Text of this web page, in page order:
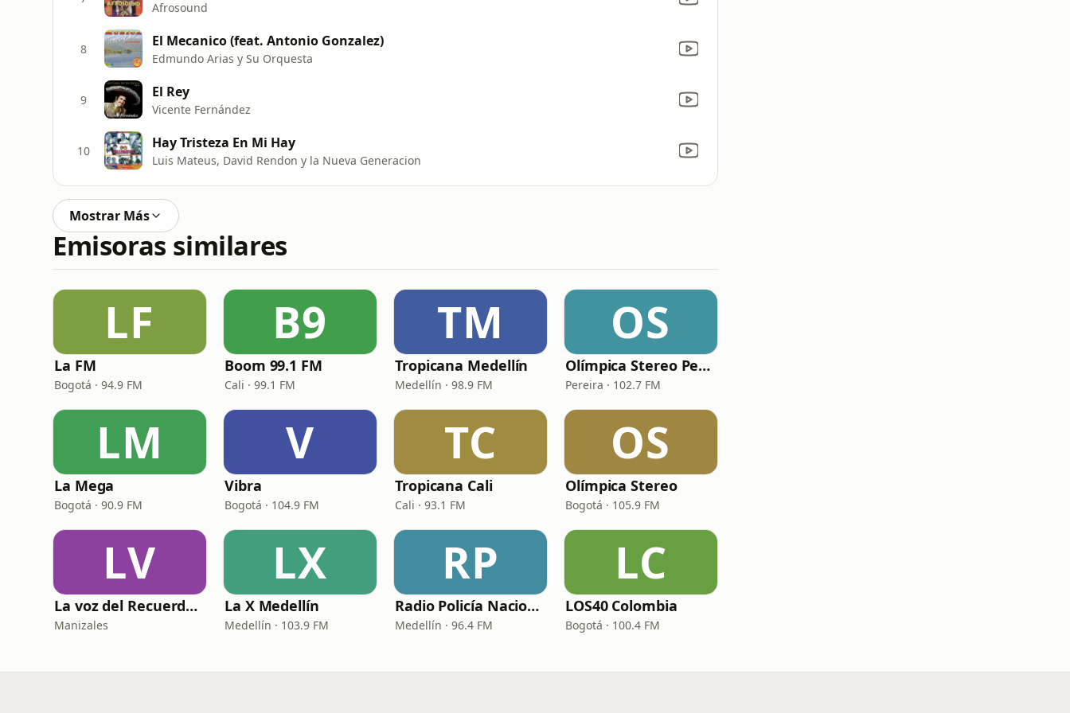
Afrosound
8 El Mecanico (feat. Antonio Gonzalez)
Edmundo Arias y Su Orquesta
9 El Rey
Vicente Fernández
10 Hay Tristeza En Mi Hay
Luis Mateus, David Rendon y la Nueva Generacion
Mostrar Más
Emisoras similares
LF
La FM
Bogotá · 94.9 FM
B9
Boom 99.1 FM
Cali · 99.1 FM
TM
Tropicana Medellín
Medellín · 98.9 FM
OS
Olímpica Stereo Pereira
Pereira · 102.7 FM
LM
La Mega
Bogotá · 90.9 FM
V
Vibra
Bogotá · 104.9 FM
TC
Tropicana Cali
Cali · 93.1 FM
OS
Olímpica Stereo
Bogotá · 105.9 FM
LV
La voz del Recuerdo Manizales
Manizales
LX
La X Medellín
Medellín · 103.9 FM
RP
Radio Policía Nacional - Medellín
Medellín · 96.4 FM
LC
LOS40 Colombia
Bogotá · 100.4 FM